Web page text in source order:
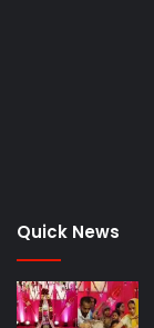
Quick News